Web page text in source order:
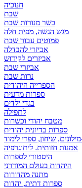
חנוכיה
שבת
כשר מנורות שבת
מגש הגשה, מפית חלה
פמוטים עבור שבת
אביזרי להבדלה
אביזרים לקידוש
אביזרי שבת
נרות שבת
הספרייה היהודית
ספרות מדעית
בגדי ילדים
לתפילה
מטבח יהודי וכשרות
ספרות בדיונית יהודית
שיחון, ספרי לימוד
אמנות חזותית. ליתוגרפיה
היסטורי לספרות
היהדות בעולם המודרני
מתנה מהדורות
ספרות דתית, יהדות